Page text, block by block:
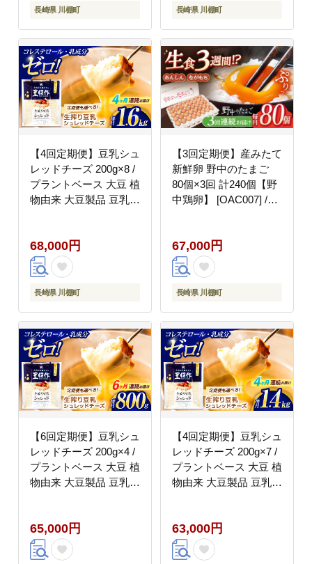
低カロリー パック【大
長崎県 川棚町
低カロリー パック【大
長崎県 川棚町
【4回定期便】豆乳シュ
レッドチーズ 200g×8 /
プラントベース 大豆 植
物由来 大豆製品 豆乳チ
ー対応 ヘルシー コレス
テロールゼロ ソイミル
ク 健康 乳製品不使用
低カロリー パック【大
68,000円
長崎県 川棚町
【3回定期便】産みたて
新鮮卵 野中のたまご
80個×3回 計240個【野
中鶏卵】 [OAC007] /卵
たまご タマゴ
67,000円
長崎県 川棚町
【6回定期便】豆乳シュ
レッドチーズ 200g×4 /
プラントベース 大豆 植
物由来 大豆製品 豆乳チ
ー対応 ヘルシー コレス
テロールゼロ ソイミル
ク 健康 乳製品不使用
65,000円
【4回定期便】豆乳シュ
レッドチーズ 200g×7 /
プラントベース 大豆 植
物由来 大豆製品 豆乳チ
ー対応 ヘルシー コレス
テロールゼロ ソイミル
ク 健康 乳製品不使用
63,000円